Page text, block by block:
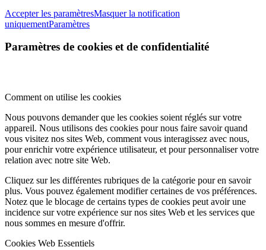
Accepter les paramètresMasquer la notification
uniquementParamètres
Paramètres de cookies et de confidentialité
Comment on utilise les cookies
Nous pouvons demander que les cookies soient réglés sur votre
appareil. Nous utilisons des cookies pour nous faire savoir quand
vous visitez nos sites Web, comment vous interagissez avec nous,
pour enrichir votre expérience utilisateur, et pour personnaliser votre
relation avec notre site Web.
Cliquez sur les différentes rubriques de la catégorie pour en savoir
plus. Vous pouvez également modifier certaines de vos préférences.
Notez que le blocage de certains types de cookies peut avoir une
incidence sur votre expérience sur nos sites Web et les services que
nous sommes en mesure d'offrir.
Cookies Web Essentiels